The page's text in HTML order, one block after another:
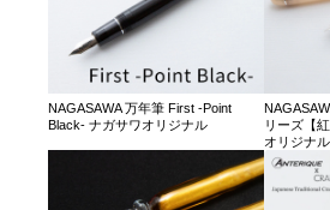
NAGASAWA 万年筆 First -Point
Black- ナガサワオリジナル
リーズ【
オリジナ